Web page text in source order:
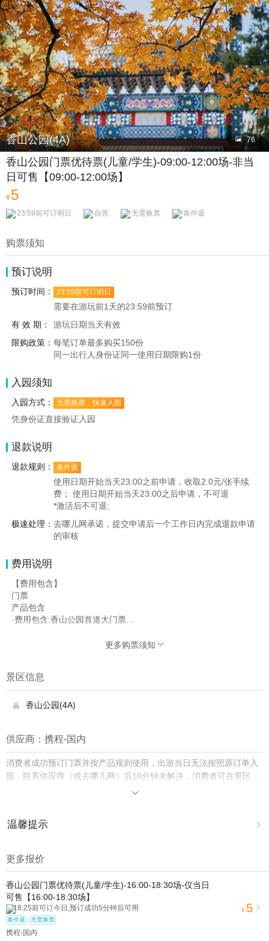
香山公园(4A)  76
香山公园门票优待票(儿童/学生)-09:00-12:00场-非当
日可售【09:00-12:00场】
¥5
23:59前可订明日 自营 无需换票 条件退
购票须知
预订说明
预订时间： 23:59前可订明日
需要在游玩前1天的23:59前预订
有 效 期：
游玩日期当天有效
限购政策： 每笔订单最多购买150份
同一出行人身份证同一使用日期限购1份
入园须知
入园方式： 无需换票，快速入园
凭身份证直接验证入园
退款说明
退款规则： 条件退
使用日期开始当天23:00之前申请，收取2.0元/张手续
费； 使用日期开始当天23:00之后申请，不可退
*激活后不可退;
极速处理： 去哪儿网承诺，提交申请后一个工作日内完成退款申请
的审核
费用说明
【费用包含】
门票
产品包含
·费用包含:香山公园首道大门票
园中园以及在景区内的其它自费项目。
更多购票须知 
景区信息
 香山公园(4A)
供应商：携程-国内
消费者成功预订门票并按产品规则使用，出游当日无法按照原订单入
园，联系供应商（或去哪儿网）后10分钟未解决，消费者可在景区购
买门市价入园并保留票根，去哪儿网将双倍赔付差价。

温馨提示 
动（如跳伞、潜水、滑雪等）前，请务必仔细阅读
2.为普及旅游安全知识及旅游文明公约，使您的旅程顺利圆满完成，
特制定《去哪儿网旅游安全手册》，请您认真阅读并切实遵守。
更多报价
香山公园门票优待票(儿童/学生)-16:00-18:30场-仅当日
可售【16:00-18:30场】
18:25前可订今日,预订成功5分钟后可用
条件退 无需换票
携程-国内
¥ 5 
